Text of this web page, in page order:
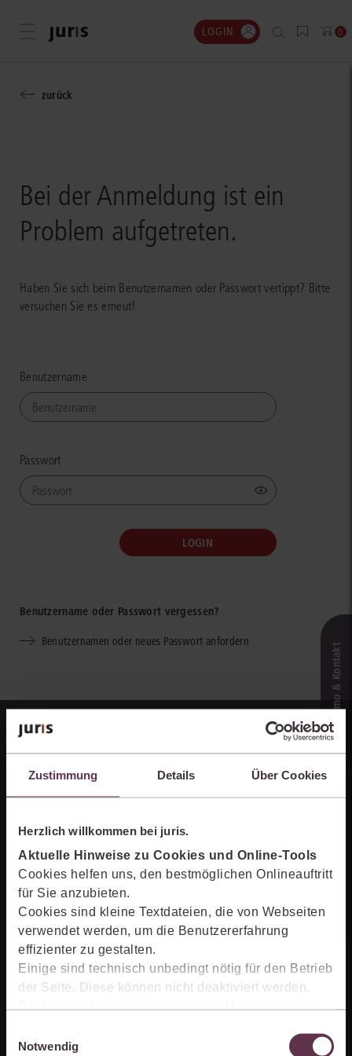
Zustimmung Details Über Cookies
Herzlich willkommen bei juris.
Aktuelle Hinweise zu Cookies und Online-Tools
Cookies helfen uns, den bestmöglichen Onlineauftritt
für Sie anzubieten.
Cookies sind kleine Textdateien, die von Webseiten
verwendet werden, um die Benutzererfahrung
effizienter zu gestalten.
Einige sind technisch unbedingt nötig für den Betrieb
der Seite. Diese können nicht deaktiviert werden.
Der Verwendung von Cookies, die Marketing- oder
Produkte zu optimieren, können Sie zustimmen,
Notwendig
Menü öffnen LOGIN 0
zurück
Bei der Anmeldung ist ein
Problem aufgetreten.
Haben Sie sich beim Benutzernamen oder Passwort vertippt? Bitte
versuchen Sie es erneut!
Benutzername
Passwort
Benutzername oder Passwort vergessen?
Benutzernamen oder neues Passwort anfordern
Unternehmen
Über juris
Partner der jurisAllianz
Karriere
Live‑Demo & Kontakt
Online-Produkt­berater